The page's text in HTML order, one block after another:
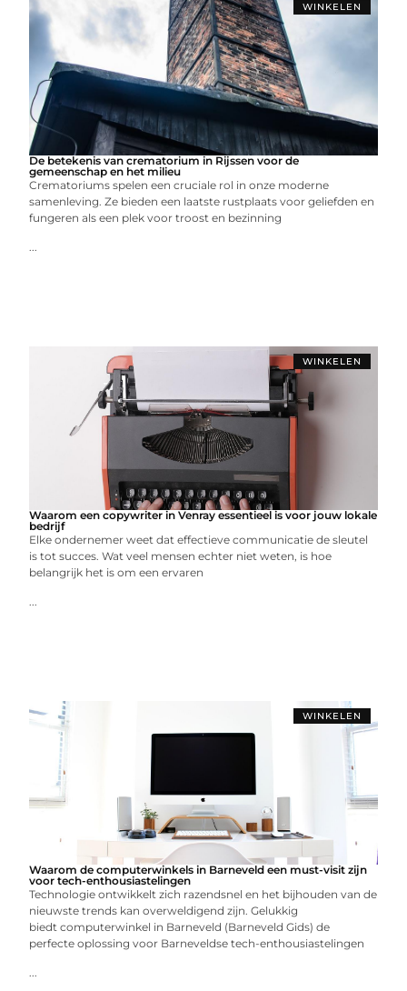
WINKELEN
De betekenis van crematorium in Rijssen voor de
gemeenschap en het milieu
Crematoriums spelen een cruciale rol in onze moderne
samenleving. Ze bieden een laatste rustplaats voor geliefden en
fungeren als een plek voor troost en bezinning
...
WINKELEN
Waarom een copywriter in Venray essentieel is voor jouw lokale
bedrijf
Elke ondernemer weet dat effectieve communicatie de sleutel
is tot succes. Wat veel mensen echter niet weten, is hoe
belangrijk het is om een ervaren
...
WINKELEN
Waarom de computerwinkels in Barneveld een must-visit zijn
voor tech-enthousiastelingen
Technologie ontwikkelt zich razendsnel en het bijhouden van de
nieuwste trends kan overweldigend zijn. Gelukkig
biedt computerwinkel in Barneveld (Barneveld Gids) de
perfecte oplossing voor Barneveldse tech-enthousiastelingen
...